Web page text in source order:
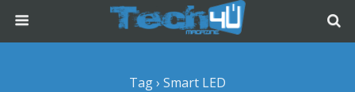
Tag › Smart LED